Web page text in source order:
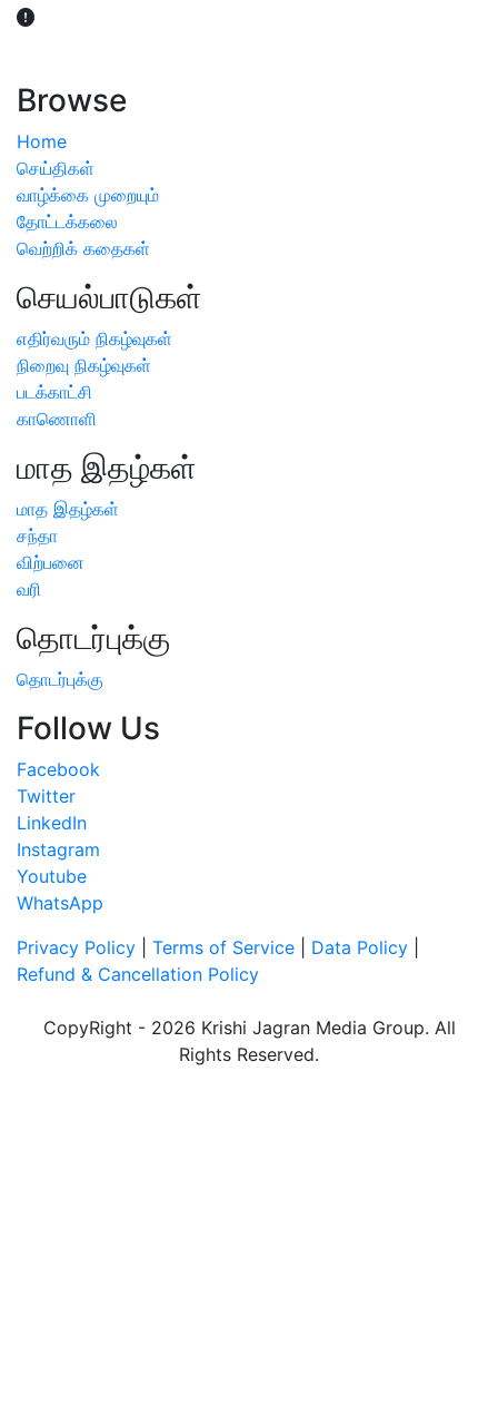
Browse
Home
செய்திகள்
வாழ்க்கை முறையும்
தோட்டக்கலை
வெற்றிக் கதைகள்
செயல்பாடுகள்
எதிர்வரும் நிகழ்வுகள்
நிறைவு நிகழ்வுகள்
படக்காட்சி
காணொளி
மாத இதழ்கள்
மாத இதழ்கள்
சந்தா
விற்பனை
வரி
தொடர்புக்கு
தொடர்புக்கு
Follow Us
Facebook
Twitter
LinkedIn
Instagram
Youtube
WhatsApp
Privacy Policy
Terms of Service Data Policy
Refund & Cancellation Policy
CopyRight - 2026 Krishi Jagran Media Group. All
Rights Reserved.